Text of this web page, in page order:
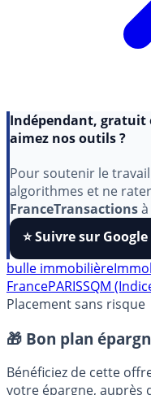
aimez nos outils ?
Pour soutenir le
algorithmes et ne
FranceTransactionsà
⭐️ Suivre sur Google
bulle immobilière
Placement sans risque
🎁 Bon plan